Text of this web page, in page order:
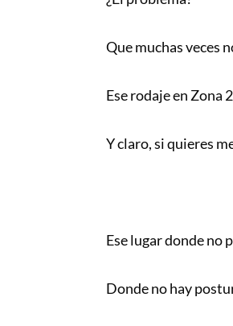
Que muchas veces
Ese rodaje en Zona
Y claro, si quieres
Ese lugar donde no
Donde no hay